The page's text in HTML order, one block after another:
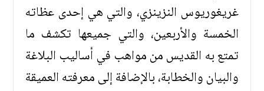
غريغوريوس النزينزي، والتي هي إحدى عظاته
الخمسة والأربعين، والتي جميعها تكشف ما
تمتع به القديس من مواهب في أساليب البلاغة
والبيان والخطابة، بالإضافة إلى معرفته العميقة